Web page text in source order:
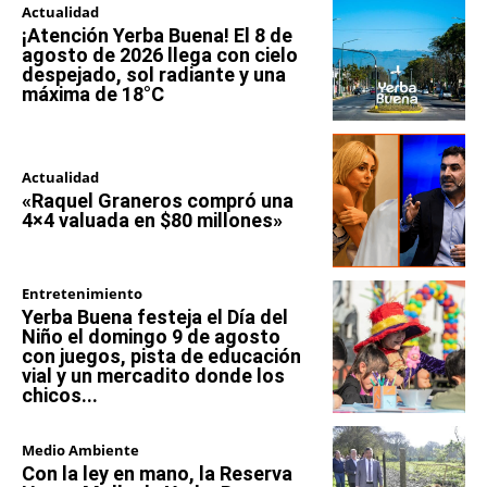
Actualidad
¡Atención Yerba Buena! El 8 de
agosto de 2026 llega con cielo
despejado, sol radiante y una
máxima de 18°C
Actualidad
«Raquel Graneros compró una
4×4 valuada en $80 millones»
Entretenimiento
Yerba Buena festeja el Día del
Niño el domingo 9 de agosto
con juegos, pista de educación
vial y un mercadito donde los
chicos...
Medio Ambiente
Con la ley en mano, la Reserva